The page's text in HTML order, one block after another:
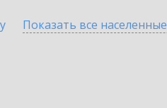
Показать все населенные